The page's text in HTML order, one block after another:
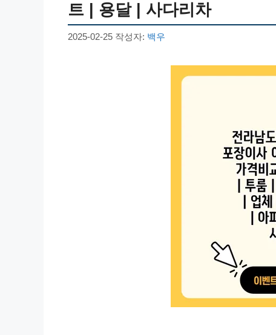
트 | 용달 | 사다리차
2025-02-25 작성자: 백우